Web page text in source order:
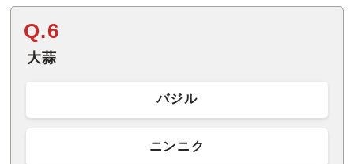
Q.6
大蒜
バジル
ニンニク